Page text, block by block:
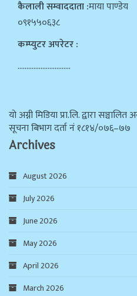
कैलाली सम्वाददाता :माया पाण्डेय
०९१५५०६३८
कम्प्युटर अपरेटर :
…………………………
याे अग्नी मिडिया प्रा.लि. द्वारा
सूचना बिभाग दर्ता न‌ं १८१४/०७६–७७
Archives
August 2026
July 2026
June 2026
May 2026
April 2026
March 2026